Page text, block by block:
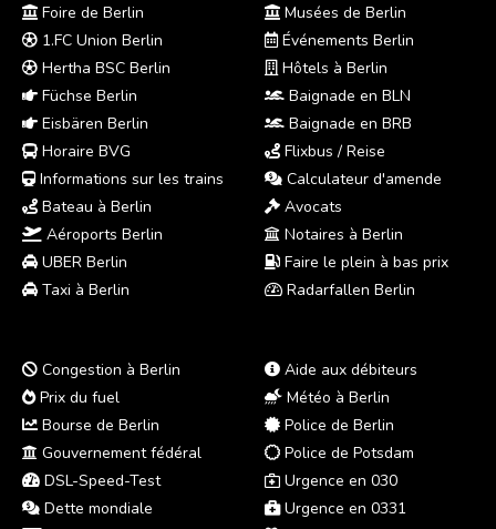
Foire de Berlin
1.FC Union Berlin
Hertha BSC Berlin
Füchse Berlin
Eisbären Berlin
Horaire BVG
Informations sur les trains
Bateau à Berlin
Aéroports Berlin
UBER Berlin
Taxi à Berlin
Musées de Berlin
Événements Berlin
Hôtels à Berlin
Baignade en BLN
Baignade en BRB
Flixbus / Reise
Calculateur d'amende
Avocats
Notaires à Berlin
Faire le plein à bas prix
Radarfallen Berlin
Congestion à Berlin
Prix du fuel
Bourse de Berlin
Gouvernement fédéral
DSL-Speed-Test
Dette mondiale
Aide aux débiteurs
Météo à Berlin
Police de Berlin
Police de Potsdam
Urgence en 030
Urgence en 0331